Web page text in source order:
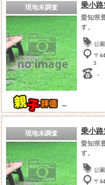
現地未調査
－
乗小路
愛知県
す。
公園
〒
３
－
現地未調査 乗小路
愛知県
す。
公園
〒